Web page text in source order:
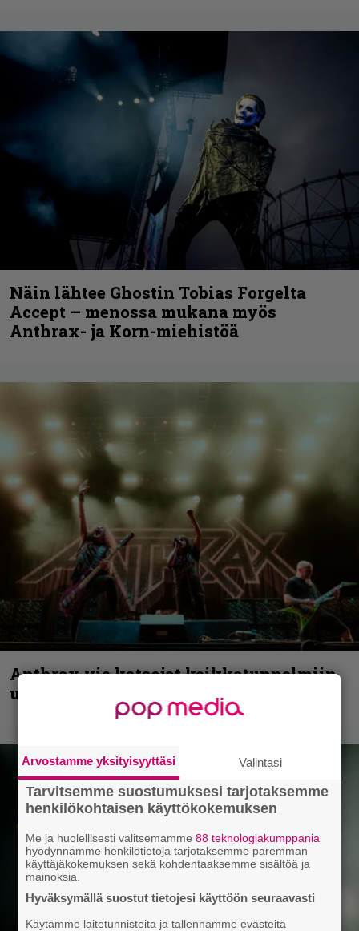
Näin lähtee Ghostin Tobias Forgelta
Accept – menossa mukana myös
Anthrax- ja Korn-miehistöä
Anthrax vie katsojat keikkatunnelmiin
uudella videollaan
Arvostamme yksityisyyttäsi Valintasi
Tarvitsemme suostumuksesi tarjotaksemme
henkilökohtaisen käyttökokemuksen
Me ja huolellisesti valitsemamme88 teknologiakumppania
hyödynnämme henkilötietoja tarjotaksemme paremman
käyttäjäkokemuksen sekä kohdentaaksemme sisältöä ja
mainoksia.
Hyväksymällä suostut tietojesi käyttöön seuraavasti
Käytämme laitetunnisteita ja tallennamme evästeitä